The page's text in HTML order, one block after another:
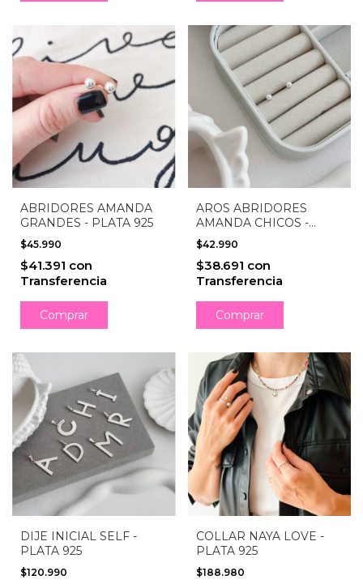
ABRIDORES AMANDA
GRANDES - PLATA 925
$45.990
$41.391 con
Transferencia
AROS ABRIDORES
AMANDA CHICOS -
PLATA 925
$42.990
$38.691 con
Transferencia
DIJE INICIAL SELF -
PLATA 925
$120.990
COLLAR NAYA LOVE -
PLATA 925
$188.980